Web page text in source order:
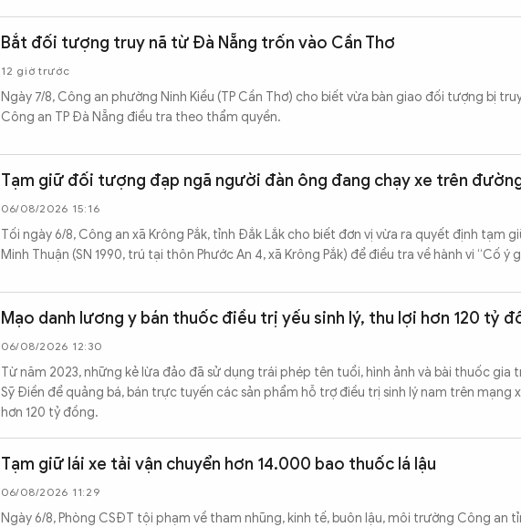
Bắt đối tượng truy nã từ Đà Nẵng trốn vào Cần Thơ
12 giờ trước
Ngày 7/8, Công an phường Ninh Kiều (TP Cần Thơ) cho biết vừa bàn giao đối tượng bị
Công an TP Đà Nẵng điều tra theo thẩm quyền.
Tạm giữ đối tượng đạp ngã người đàn ông đang chạy xe trên
06/08/2026 15:16
Tối ngày 6/8, Công an xã Krông Pắk, tỉnh Đắk Lắk cho biết đơn vị vừa ra quyết định tạm
Minh Thuận (SN 1990, trú tại thôn Phước An 4, xã Krông Pắk) để điều tra về hành vi “Cố ý
Mạo danh lương y bán thuốc điều trị yếu sinh lý, thu lợi hơn 120 tỷ
06/08/2026 12:30
Từ năm 2023, những kẻ lừa đảo đã sử dụng trái phép tên tuổi, hình ảnh và bài thuốc gia
Sỹ Điền để quảng bá, bán trực tuyến các sản phẩm hỗ trợ điều trị sinh lý nam trên mạng
hơn 120 tỷ đồng.
Tạm giữ lái xe tải vận chuyển hơn 14.000 bao thuốc lá lậu
06/08/2026 11:29
Ngày 6/8, Phòng CSĐT tội phạm về tham nhũng, kinh tế, buôn lậu, môi trường Công an